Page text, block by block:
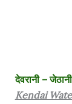
देवरानी –
Kendai